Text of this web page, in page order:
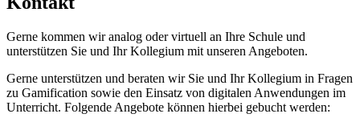
Gerne kommen wir analog oder virtuell an Ihre Schule und
unterstützen Sie und Ihr Kollegium mit unseren Angeboten.
Gerne unterstützen und beraten wir Sie und Ihr Kollegium in Fragen
zu Gamification sowie den Einsatz von digitalen Anwendungen im
Unterricht. Folgende Angebote können hierbei gebucht werden: